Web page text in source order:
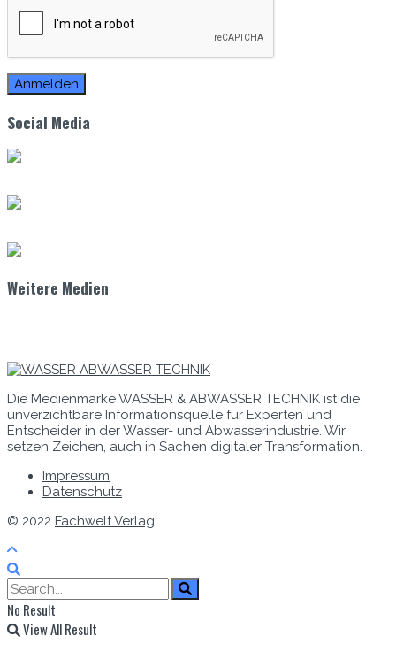
Zum E-Mag
Social Media
Weitere Medien
Die Medienmarke WASSER & ABWASSER TECHNIK ist die
unverzichtbare Informationsquelle für Experten und
Entscheider in der Wasser- und Abwasserindustrie. Wir
setzen Zeichen, auch in Sachen digitaler Transformation.
Impressum
Datenschutz
© 2022 Fachwelt Verlag
No Result
View All Result